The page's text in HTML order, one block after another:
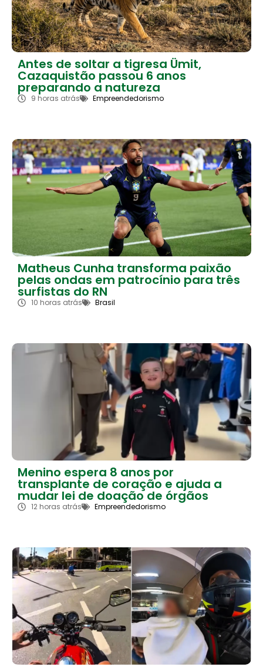
Antes de soltar a tigresa Ümit,
Cazaquistão passou 6 anos
preparando a natureza
9 horas atrás Empreendedorismo
Matheus Cunha transforma paixão
pelas ondas em patrocínio para três
surfistas do RN
10 horas atrás Brasil
Menino espera 8 anos por
transplante de coração e ajuda a
mudar lei de doação de órgãos
12 horas atrás Empreendedorismo